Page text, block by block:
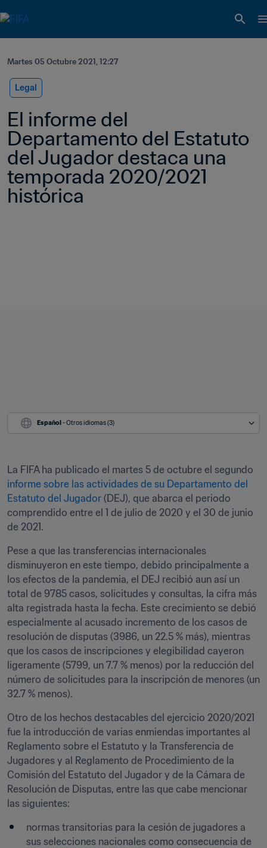
Martes 05 Octubre 2021, 12:27
Legal
El informe del
Departamento del Estatuto
del Jugador destaca una
temporada 2020/2021
histórica
Español - Otros idiomas (3)
informe sobre las actividades de su Departamento del
Estatuto del Jugador (DEJ), que abarca el periodo
comprendido entre el 1 de julio de 2020 y el 30 de junio
de 2021.
Pese a que las transferencias internacionales
disminuyeron en este tiempo, debido principalmente a
los efectos de la pandemia, el DEJ recibió aun así un
total de 9785 casos, solicitudes y consultas, la cifra más
alta registrada hasta la fecha. Este crecimiento se debió
especialmente al acusado incremento de los casos de
resolución de disputas (3986, un 22.5 % más), mientras
que los casos de inscripciones y elegibilidad cayeron
ligeramente (5799, un 7.7 % menos) por la reducción del
número de solicitudes para la inscripción de menores (un
32.7 % menos).
Otro de los hechos destacables del ejercicio 2020/2021
fue la introducción de varias enmiendas importantes al
Reglamento sobre el Estatuto y la Transferencia de
Jugadores y al Reglamento de Procedimiento de la
Comisión del Estatuto del Jugador y de la Cámara de
Resolución de Disputas, entre las que cabe mencionar
las siguientes:
normas transitorias para la cesión de jugadores a
sus selecciones nacionales como consecuencia de